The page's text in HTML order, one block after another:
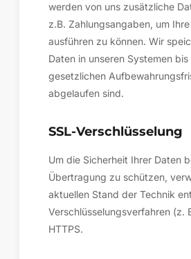
werden von uns zusätzliche
z.B. Zahlungsangaben, um
ausführen zu können. Wir
Daten in unseren Systemen bis
gesetzlichen
abgelaufen sind.
SSL-Verschlüsselung
Um die Sicherheit Ihrer Daten
Übertragung zu schützen,
aktuellen Stand der Technik
Verschlüsselungsverfahren (z.
HTTPS.